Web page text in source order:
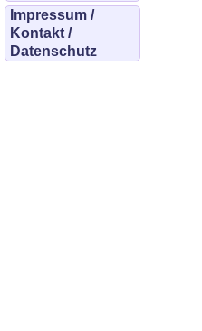
Impressum /
Kontakt /
Datenschutz